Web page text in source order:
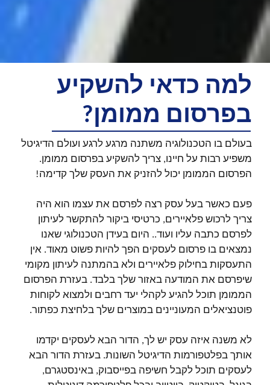
למה כדאי להשקיע
בפרסום ממומן?
בעולם בו הטכנולוגיה משתנה מרגע לרגע ועולם הדיגיטל
משפיע רבות על חיינו, צריך להשקיע בפרסום ממומן.
הפרסום הממומן יכול להזניק את העסק שלך קדימה!
פעם כאשר בעל עסק רצה לפרסם את עצמו הוא היה
צריך לרכוש פלאיירים, כרטיסי ביקור להתקשר לעיתון
לפרסם כתבה עליו ועוד.. היום בעידן הטכנולוגי שאנו
נמצאים בו פרסום לעסקים הפך להיות פשוט מאוד. אין
התעסקות בחילוק פלאיירים ולא בהמתנה לעיתון מקומי
שיפרסם את המודעה באזור שלך בלבד. בעזרת הפרסום
הממומן תוכל להגיע לקהלי יעד רחבים ולמצוא לקוחות
פוטנציאלים המעוניינים במוצרים שלך בלחיצת כפתור.
לא משנה איזה עסק יש לך, הדור הבא לעסקים יקדמו
אותך בפלטפורמות הדיגיטל השונות. בעזרת הדור הבא
לעסקים תוכל לקבל חשיפה בפייסבוק, באינסטגרם,